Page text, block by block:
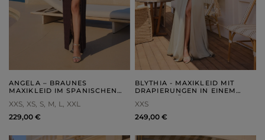
ANGELA – BRAUNES
MAXIKLEID IM SPANISCHEN
XXS XS S M L
XXL
229,00 €
BLYTHIA - MAXIKLEID MIT
DRAPIERUNGEN IN EINEM
XXS
249,00 €